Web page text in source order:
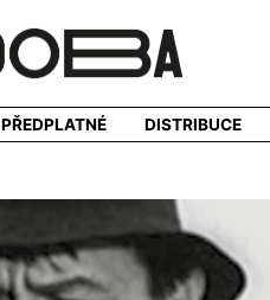
PŘEDPLATNÉ DISTRIBUCE